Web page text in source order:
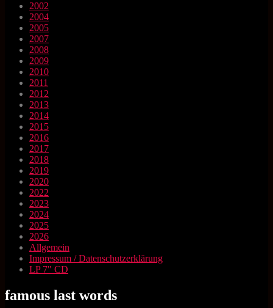
2002
2004
2005
2007
2008
2009
2010
2011
2012
2013
2014
2015
2016
2017
2018
2019
2020
2022
2023
2024
2025
2026
Allgemein
Impressum / Datenschutzerklärung
LP 7" CD
famous last words